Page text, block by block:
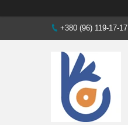
+380 (96) 119-17-17